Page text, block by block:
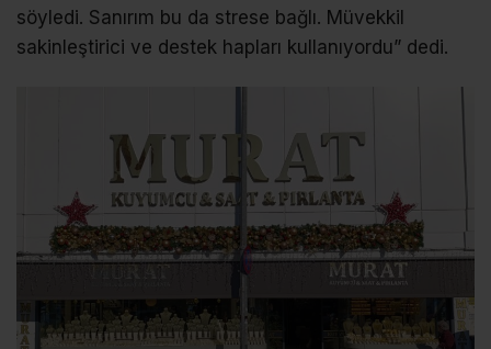
söyledi. Sanırım bu da strese bağlı. Müvekkil
sakinleştirici ve destek hapları kullanıyordu” dedi.